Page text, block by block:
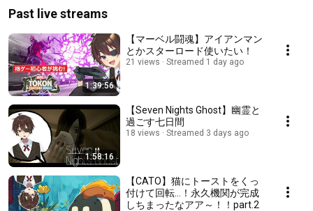
Past live streams
1:39:56
【マーベル闘魂】アイアンマン
とかスターロード使いたい！
21 views Streamed 1 day ago
1:58:16
【Seven Nights Ghost】幽霊と
過ごす七日間
18 views Streamed 3 days ago
【CATO】猫にトーストをくっ
付けて回転…！永久機関が完成
しちまったなアア～！！part.2